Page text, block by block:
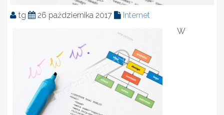
tg 26 października 2017 Internet
W